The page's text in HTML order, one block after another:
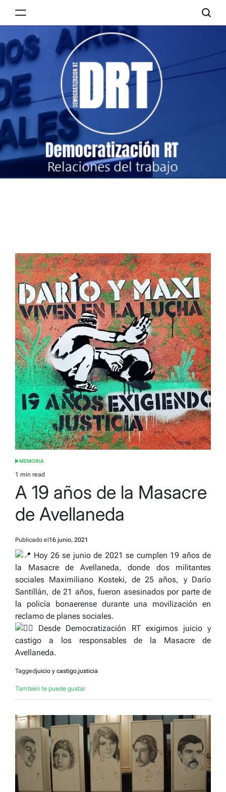
RT
POSTED
IN
MEMORIA
Estimated
read
time
1 min read
A 19 años de la Masacre
de Avellaneda
Publicado el 16 junio, 2021
Hoy 26 se junio de 2021 se cumplen 19 años de
la Masacre de Avellaneda, donde dos militantes
sociales Maximiliano Kosteki, de 25 años, y Darío
Santillán, de 21 años, fueron asesinados por parte de
la policía bonaerense durante una movilización en
reclamo de planes sociales.
Desde Democratización RT exigimos juicio y
castigo a los responsables de la Masacre de
Avellaneda.
Tagged juicio y castigo,justicia
También te puede gustar